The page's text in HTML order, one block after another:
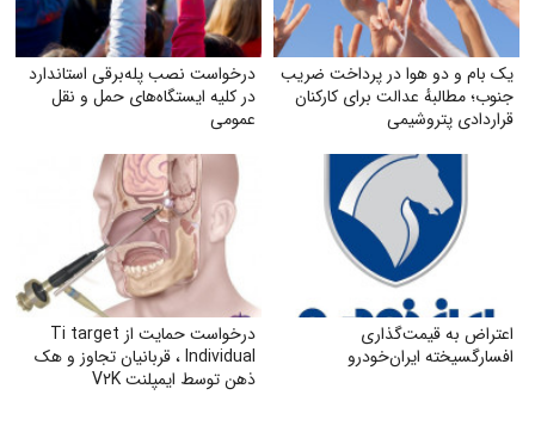
یک بام و دو هوا در پرداخت ضریب
جنوب؛ مطالبهٔ عدالت برای کارکنان
قراردادی پتروشیمی
درخواست نصب پله‌برقی استاندارد
در کلیه ایستگاه‌های حمل‌ و نقل
عمومی
اعتراض به قیمت‌گذاری
افسارگسیخته ایران‌خودرو
درخواست حمایت از Ti target
Individual ، قربانیان تجاوز و هک
ذهن توسط ایمپلنت V۲K